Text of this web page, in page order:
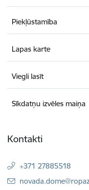
Piekļūstamība
Lapas karte
Viegli lasīt
Sīkdatņu izvēles maiņa
Kontakti
+371 27885518
E-pasts: